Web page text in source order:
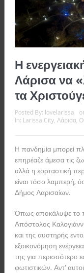
Η
Λάρισα να
τα
Posted By: lovelarissa
In: Larissa City, Λάρισα,
Η πανδημία μπορεί
επηρέαζε άμεσα τις
αλλά η εορταστική
είναι τόσο λαμπερή,
Δήμος Λαρισαίων.
Όπως αποκάλυψε το
Απόστολος
και της αυστηρής
εξοικονόμηση
της για περισσότερο
φωτιστικών. Αντ’